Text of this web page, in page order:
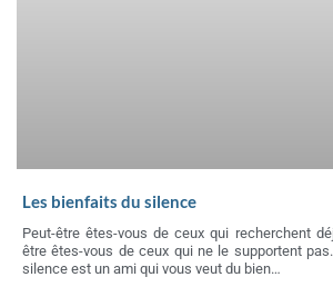
Les bienfaits du silence
Peut-être êtes-vous de ceux qui recherchent
être êtes-vous de ceux qui ne le supportent
silence est un ami qui vous veut du bien…